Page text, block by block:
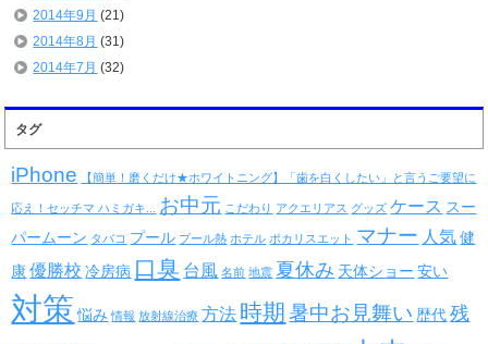
2014年9月 (21)
2014年8月 (31)
2014年7月 (32)
タグ
iPhone 【簡単！磨くだけ★ホワイトニング】「歯を白くしたい」と言うご要望に
応え！セッチマ ハミガキ... お中元 こだわり アクエリアス グッズ ケース スー
パームーン タバコ プール プール熱 ホテル ポカリスエット マナー 人気 健
康 優勝校 冷房病 口臭 台風 名前 地震 夏休み 天体ショー 安い
対策 悩み 情報 放射線治療 方法 時期 暑中お見舞い 歴代 残